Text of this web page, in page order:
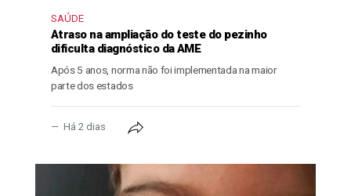
SAÚDE
Atraso na ampliação do teste do pezinho
dificulta diagnóstico da AME
Após 5 anos, norma não foi implementada na maior
parte dos estados
Há 2 dias